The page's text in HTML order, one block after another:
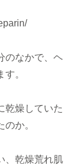
のなかで、ヘ
。
乾燥していた
か。
、乾燥荒れ肌